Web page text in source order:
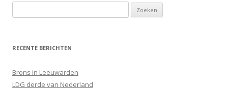
naar:
RECENTE BERICHTEN
Brons in Leeuwarden
LDG derde van Nederland